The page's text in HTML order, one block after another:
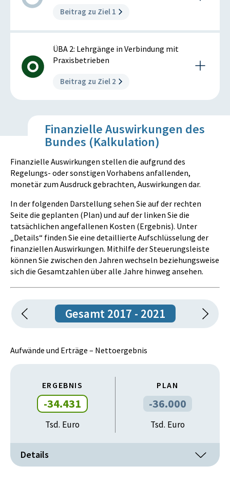
68,00
% %
Datenquelle: DWH des AMS
Beitrag zu Ziel 1
Beschreibung der Ziel-Maßnahme
Es wird eine Lehrausbildung in
Ausbildungseinrichtungen oder Lehrwerkstätten
durchgeführt, die TeilnehmerInnen haben einen
• Vermittlung der Inhalte des jeweiligen Lehrjahres
• Berufliche Grundausbildung von Jugendlichen in für
sie individuell geeignete Berufsbereichen
• Besuch der Berufsschule
• Vorbereitung und Absolvierung der
Lehrabschlussprüfung
Zielerreichungsgrad der Ziel-Maßnahme:
nicht erreicht
ÜBA 2: Lehrgänge in Verbindung mit
Praxisbetrieben
Beitrag zu Ziel 2
Beschreibung der Ziel-Maßnahme
Es wird eine Lehrausbildung in Kooperation mit
Ausbildungseinrichtungen und Praxisbetrieben
durchgeführt, die TeilnehmerInnen haben einen
Ausbildungsvertrag über jeweils ein Lehrjahr und
sollen so rasch als möglich auf eine betriebliche
Lehrstelle vermittelt werden oder, wenn dies nicht
positiv ablegen.
• Vermittlung der Inhalte des jeweiligen Lehrjahres
• Berufliche Grundausbildung von Jugendlichen in für
sie individuell geeignete Berufsbereichen
• Besuch der Berufsschule
• Erhöhung der Vermittlungschancen und
Vermittlung auf eine betriebliche Lehrstelle
• Integration dieser Personen durch Bearbeitung und
Beseitigung jener Probleme, die einer
Lehrstellenaufnahme entgegenstehen nach
vorangegangener Orientierung sowie
• Vorbereitung und Absolvierung der
Lehrabschlussprüfung
Zielerreichungsgrad der Ziel-Maßnahme:
überplanmäßig erreicht
Finanzielle Auswirkungen des
Bundes (Kalkulation)
Finanzielle Auswirkungen stellen die aufgrund des
Regelungs- oder sonstigen Vorhabens anfallenden,
monetär zum Ausdruck gebrachten, Auswirkungen dar.
In der folgenden Darstellung sehen Sie auf der rechten
Seite die geplanten (Plan) und auf der linken Sie die
tatsächlichen angefallenen Kosten (Ergebnis). Unter
„Details“ finden Sie eine detaillierte Aufschlüsselung der
finanziellen Auswirkungen. Mithilfe der Steuerungsleiste
können Sie zwischen den Jahren wechseln beziehungsweise
sich die Gesamtzahlen über alle Jahre hinweg ansehen.
Gesamt 2017 - 2021
Aufwände und Erträge – Nettoergebnis
ERGEBNIS
-34.431
Tsd. Euro
PLAN
-36.000
Tsd. Euro
Details